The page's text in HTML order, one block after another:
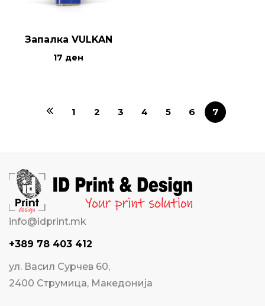
Запалка VULKAN
17 ден
1 2 3 4 5 6 7
info@idprint.mk
+389 78 403 412
ул. Васил Сурчев 60,
2400 Струмица, Македонија